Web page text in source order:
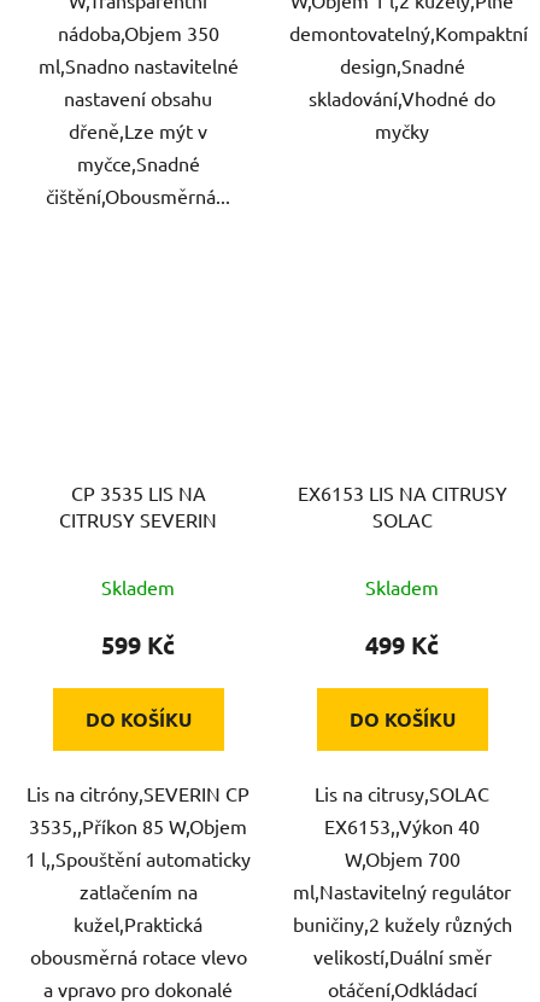
nádoba,Objem 350
ml,Snadno nastavitelné
nastavení obsahu
dřeně,Lze mýt v
myčce,Snadné
čištění,Obousměrná...
demontovatelný,Kompaktní
design,Snadné
skladování,Vhodné do
myčky
CP 3535 LIS NA
CITRUSY SEVERIN
Skladem
599 Kč
DO KOŠÍKU
Lis na citróny,SEVERIN CP
3535,,Příkon 85 W,Objem
1 l,,Spouštění automaticky
zatlačením na
kužel,Praktická
obousměrná rotace vlevo
a vpravo pro dokonalé
EX6153 LIS NA CITRUSY
SOLAC
Skladem
499 Kč
DO KOŠÍKU
Lis na citrusy,SOLAC
EX6153,,Výkon 40
W,Objem 700
ml,Nastavitelný regulátor
buničiny,2 kužely různých
velikostí,Duální směr
otáčení,Odkládací